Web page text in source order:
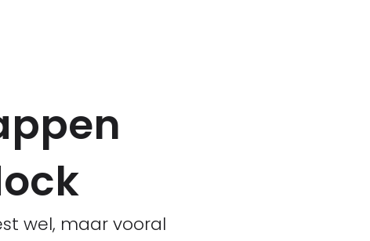
wel, maar vooral